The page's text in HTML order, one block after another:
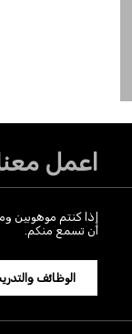
اعمل
إذا كنتم موهوبين
أن تسمع منكم.
الوظائف